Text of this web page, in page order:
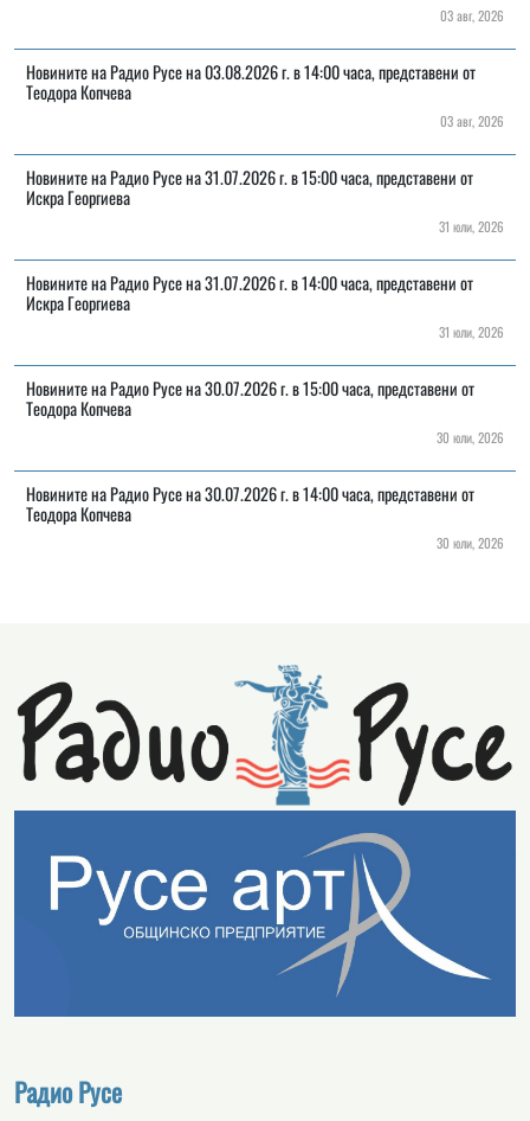
03 авг, 2026
Новините на Радио Русе на 03.08.2026 г. в 14:00 часа, представени от
Теодора Копчева
03 авг, 2026
Новините на Радио Русе на 31.07.2026 г. в 15:00 часа, представени от
Искра Георгиева
31 юли, 2026
Новините на Радио Русе на 31.07.2026 г. в 14:00 часа, представени от
Искра Георгиева
31 юли, 2026
Новините на Радио Русе на 30.07.2026 г. в 15:00 часа, представени от
Теодора Копчева
30 юли, 2026
Новините на Радио Русе на 30.07.2026 г. в 14:00 часа, представени от
Теодора Копчева
30 юли, 2026
Радио Русе